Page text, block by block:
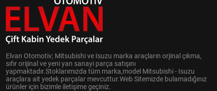
Elvan Otomotiv; Mitsubishi ve Isuzu marka araçların orjinal çıkma,
sıfır orijinal ve yeni yan sanayi parça satışını
yapmaktadır.Stoklarımızda tüm marka,model Mitsubishi - Isuzu
araçlara ait yedek parçalar mevcuttur.Web Sitemizde bulamadığınız
ürünler için bizimle iletişime geçiniz.